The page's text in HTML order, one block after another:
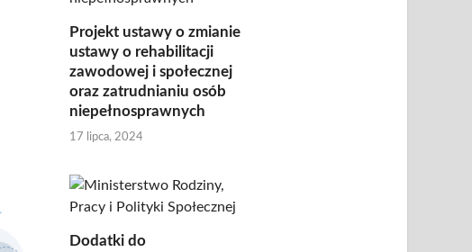
Projekt ustawy o zmianie
ustawy o rehabilitacji
zawodowej i społecznej
oraz zatrudnianiu osób
niepełnosprawnych
17 lipca, 2024
Dodatki do